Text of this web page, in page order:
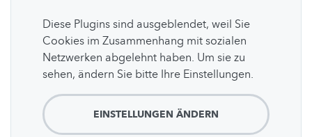
Diese Plugins sind ausgeblendet, weil Sie
Cookies im Zusammenhang mit sozialen
Netzwerken abgelehnt haben. Um sie zu
sehen, ändern Sie bitte Ihre Einstellungen.
EINSTELLUNGEN ÄNDERN